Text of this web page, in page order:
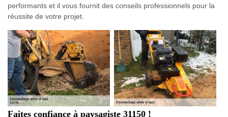
performants et il vous fournit des conseils professionnels pour la
réussite de votre projet.
Faites confiance à paysagiste 31150 !